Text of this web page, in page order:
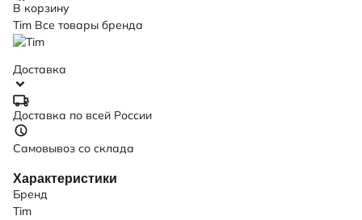
В корзину
Tim Все товары бренда
Доставка
Доставка по всей России
Самовывоз со склада
Характеристики
Бренд
Tim